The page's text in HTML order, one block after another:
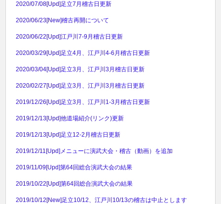
2020/07/08[Upd]足立7月稽古日更新
2020/06/23[New]稽古再開について
2020/06/22 [Upd]江戸川7-9月稽古日更新
2020/03/29[Upd]足立4月、江戸川4-6月稽古日更新
2020/03/04[Upd]足立3月、江戸川3月稽古日更新
2020/02/27 [Upd]足立3月、江戸川3月稽古日更新
2019/12/26 [Upd]足立3月、江戸川1-3月稽古日更新
2019/12/13[Upd]他道場紹介(リンク)更新
2019/12/13[Upd]足立12-2月稽古日更新
2019/12/11 [Upd]メニューに演武大会・稽古（動画）を追加
2019/11/09[Upd]第64回総合演武大会の結果
2019/10/22 [Upd]第64回総合演武大会の結果
2019/10/12 [New]足立10/12、江戸川10/13の稽古は中止とします